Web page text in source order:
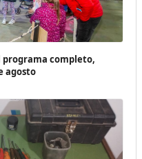
programa completo,
agosto